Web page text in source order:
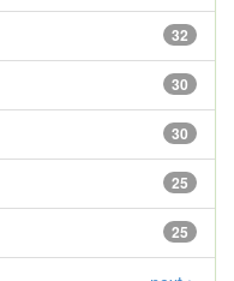
32
30
30
25
25